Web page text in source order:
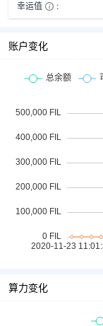
幸运值
:
账户变化
算力变化